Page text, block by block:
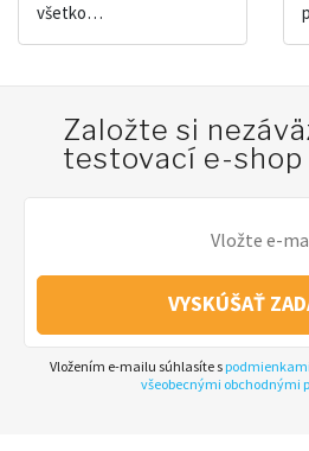
všetko…
Založte si
testovací e-
VYSKÚŠAŤ
Vložením e-mailu súhlasíte s
všeobecnými obchodnými